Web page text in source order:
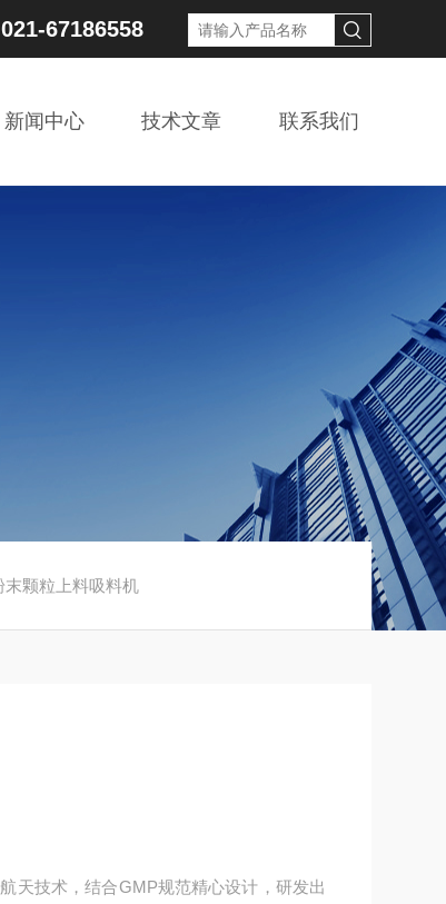
021-67186558
新闻中心 技术文章 联系我们
颗粒上料吸料机
天技术，结合GMP规范精心设计，研发出